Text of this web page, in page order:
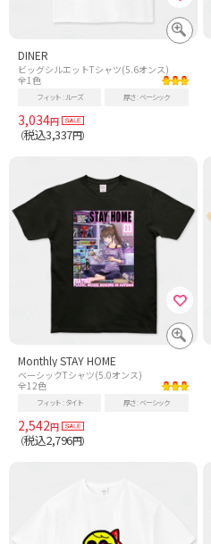
DINER
ビッグシルエットTシャツ(5.6オンス)
全1色
フィット ルーズ 厚さ ベーシック
3,034円
（税込3,337円）
Monthly STAY HOME
ベーシックTシャツ(5.0オンス)
全12色
フィット タイト 厚さ ベーシック
2,542円
（税込2,796円）